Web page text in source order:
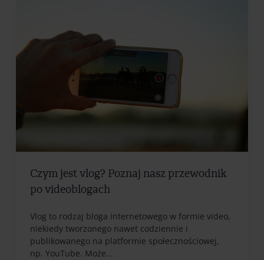
Czym jest vlog? Poznaj nasz przewodnik
po videoblogach
Vlog to rodzaj bloga internetowego w formie video,
niekiedy tworzonego nawet codziennie i
publikowanego na platformie społecznościowej,
np. YouTube. Może...